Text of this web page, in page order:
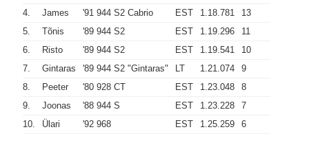
4.
James '91 944 S2 Cabrio EST 1.18.781
13
5.
Tõnis '89 944 S2 EST 1.19.296
11
6.
Risto '89 944 S2 EST 1.19.541
10
7.
Gintaras '89 944 S2 "Gintaras" LT 1.21.074
9
8.
Peeter '80 928 CT EST 1.23.048
8
9.
Joonas '88 944 S EST 1.23.228
7
10.
Ülari '92 968 EST 1.25.259 6